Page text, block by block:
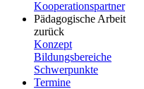
Kooperationspartner
Pädagogische Arbeit
zurück
Konzept
Bildungsbereiche
Schwerpunkte
Termine